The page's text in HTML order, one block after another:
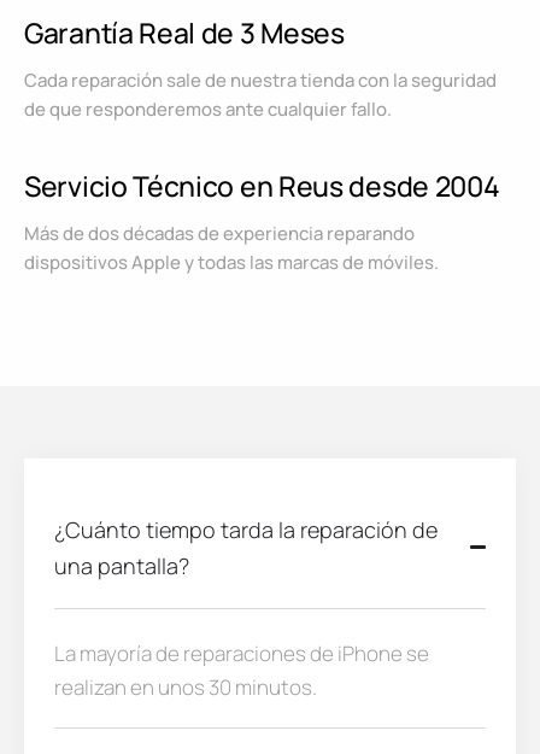
Garantía Real de 3 Meses
Cada reparación sale de nuestra tienda con la seguridad
de que responderemos ante cualquier fallo.
Servicio Técnico en Reus desde 2004
Más de dos décadas de experiencia reparando
dispositivos Apple y todas las marcas de móviles.
¿Cuánto tiempo tarda la reparación de
una pantalla?
La mayoría de reparaciones de iPhone se
realizan en unos 30 minutos.